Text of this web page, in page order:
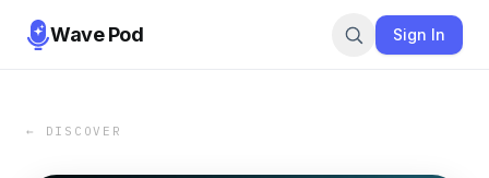
Wave Pod Sign In
← DISCOVER